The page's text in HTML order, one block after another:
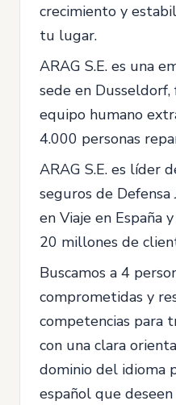
crecimiento y
tu lugar.
ARAG S.E. es una
sede en
equipo humano
4.000 personas
ARAG S.E. es líder
seguros de Defensa
en Viaje en España
20 millones de
Buscamos a 4
comprometidas y
competencias para
con una clara
dominio del idioma
español que